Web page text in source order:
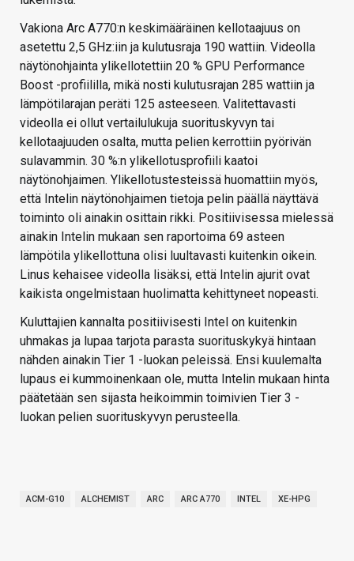
Vakiona Arc A770:n keskimääräinen kellotaajuus on
asetettu 2,5 GHz:iin ja kulutusraja 190 wattiin. Videolla
näytönohjainta ylikellotettiin 20 % GPU Performance
Boost -profiililla, mikä nosti kulutusrajan 285 wattiin ja
lämpötilarajan peräti 125 asteeseen. Valitettavasti
videolla ei ollut vertailulukuja suorituskyvyn tai
kellotaajuuden osalta, mutta pelien kerrottiin pyörivän
sulavammin. 30 %:n ylikellotusprofiili kaatoi
näytönohjaimen. Ylikellotustesteissä huomattiin myös,
että Intelin näytönohjaimen tietoja pelin päällä näyttävä
toiminto oli ainakin osittain rikki. Positiivisessa mielessä
ainakin Intelin mukaan sen raportoima 69 asteen
lämpötila ylikellottuna olisi luultavasti kuitenkin oikein.
Linus kehaisee videolla lisäksi, että Intelin ajurit ovat
kaikista ongelmistaan huolimatta kehittyneet nopeasti.
Kuluttajien kannalta positiivisesti Intel on kuitenkin
uhmakas ja lupaa tarjota parasta suorituskykyä hintaan
nähden ainakin Tier 1 -luokan peleissä. Ensi kuulemalta
lupaus ei kummoinenkaan ole, mutta Intelin mukaan hinta
päätetään sen sijasta heikoimmin toimivien Tier 3 -
luokan pelien suorituskyvyn perusteella.
ACM-G10 ALCHEMIST ARC ARC A770 INTEL XE-HPG